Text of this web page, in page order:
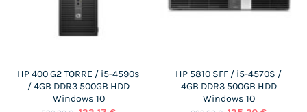
HP 400 G2 TORRE / i5-4590s
/ 4GB DDR3 500GB HDD
Windows 10
HP 5810 SFF / i5-4570S /
4GB DDR3 500GB HDD
Windows 10